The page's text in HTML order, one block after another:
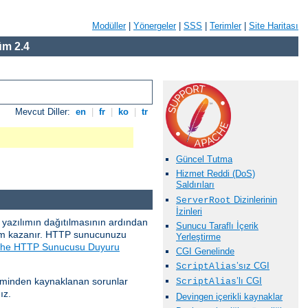
Modüller| Yönergeler| SSS Terimler| Site Haritası
2.4
Mevcut Diller: en fr ko tr
Güncel Tutma
Hizmet Reddi (DoS)
Saldırıları
ServerRoot Dizinlerinin
İzinleri
Sunucu Taraflı İçerik
Yerleştirme
CGI Genelinde
ScriptAlias’sız CGI
ScriptAlias’lı CGI
Devingen içerikli kaynaklar
dağıtılmasının ardından
kazanır. HTTP sunucunuzu
HTTP Sunucusu Duyuru
kaynaklanan sorunlar